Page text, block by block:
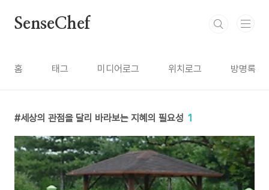
SenseChef
홈 태그 미디어로그 위치로그 방명록
세상의 관점을 달리 바라보는 지혜의 필요성 1